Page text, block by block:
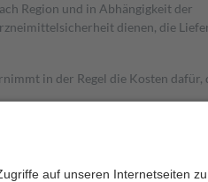
Region und in Abhängigkeit der
dienen, die
in der Regel die Kosten dafür,